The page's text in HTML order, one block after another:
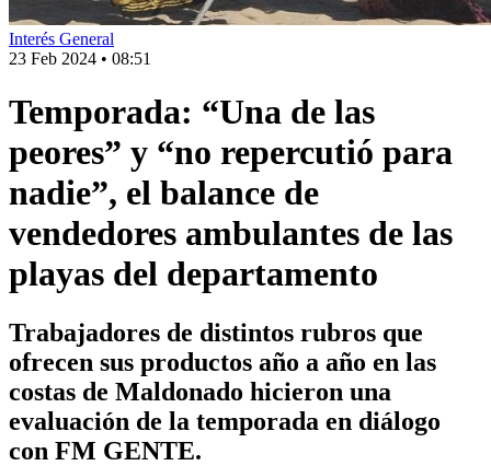
Interés General
23 Feb 2024 • 08:51
Temporada: “Una de las
peores” y “no repercutió para
nadie”, el balance de
vendedores ambulantes de las
playas del departamento
Trabajadores de distintos rubros que
ofrecen sus productos año a año en las
costas de Maldonado hicieron una
evaluación de la temporada en diálogo
con FM GENTE.